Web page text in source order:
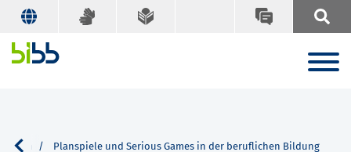
Search Planspiele und Serious Games in der beruflichen Bildung